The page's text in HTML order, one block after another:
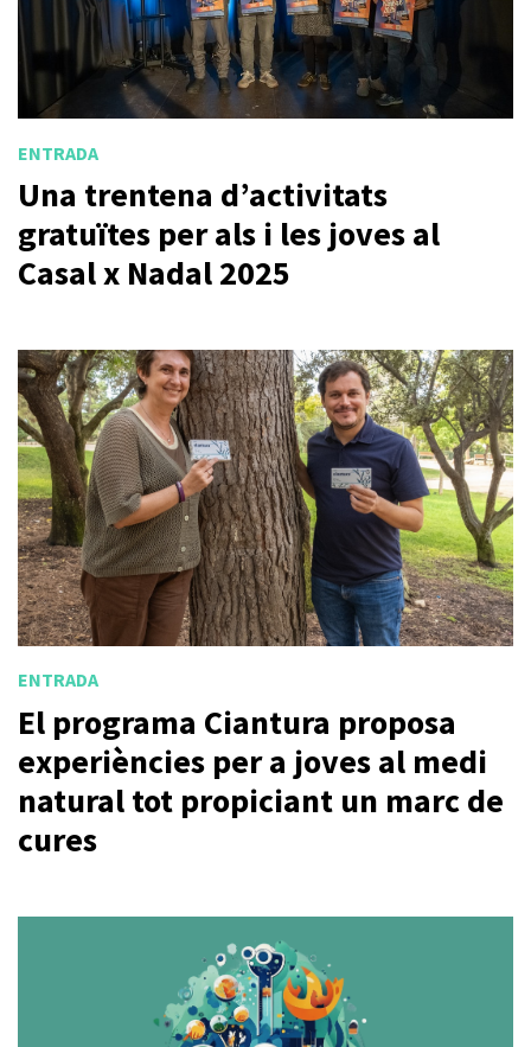
ENTRADA
Una trentena d’activitats
gratuïtes per als i les joves al
Casal x Nadal 2025
ENTRADA
El programa Ciantura proposa
experiències per a joves al medi
natural tot propiciant un marc de
cures